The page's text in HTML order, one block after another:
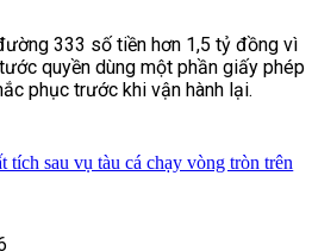
333 số tiền hơn 1,5 tỷ đồng vì
quyền dùng một phần giấy phép
phục trước khi vận hành lại.
tích sau vụ tàu cá chạy vòng tròn trên